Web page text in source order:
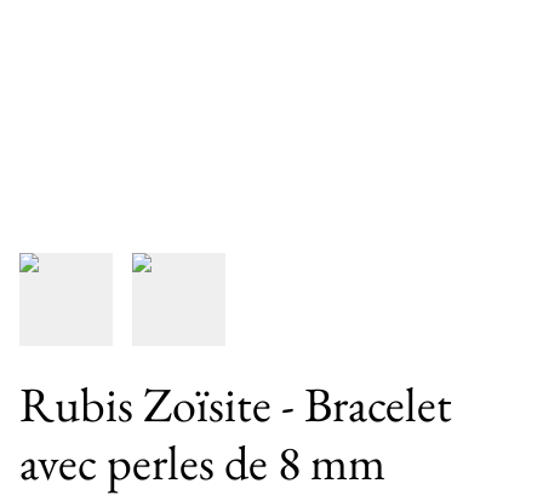
Rubis Zoïsite - Bracelet
avec perles de 8 mm